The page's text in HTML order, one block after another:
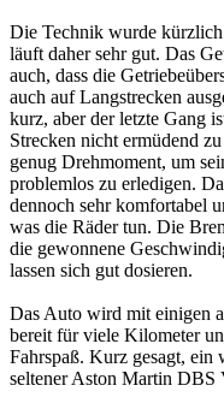
Die Technik wurde
läuft daher sehr gut. Das
auch, dass die
auch auf Langstrecken
kurz, aber der letzte Gang
Strecken nicht ermüdend
genug Drehmoment, um
problemlos zu erledigen.
dennoch sehr komfortabel
was die Räder tun. Die
die gewonnene
lassen sich gut dosieren.
Das Auto wird mit einigen
bereit für viele Kilometer
Fahrspaß. Kurz gesagt, ein
seltener Aston Martin